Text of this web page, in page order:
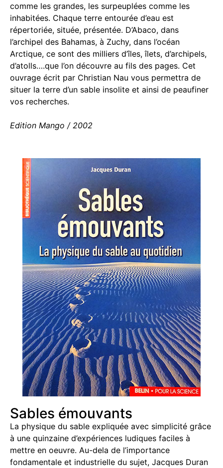
comme les grandes, les surpeuplées comme les
inhabitées. Chaque terre entourée d’eau est
répertoriée, située, présentée. D’Abaco, dans
l’archipel des Bahamas, à Zuchy, dans l’océan
Arctique, ce sont des milliers d’îles, îlets, d’archipels,
d’atolls….que l’on découvre au fils des pages. Cet
ouvrage écrit par Christian Nau vous permettra de
situer la terre d’un sable insolite et ainsi de peaufiner
vos recherches.
Edition Mango / 2002
Sables émouvants
La physique du sable expliquée avec simplicité grâce
à une quinzaine d’expériences ludiques faciles à
mettre en oeuvre. Au-dela de l’importance
fondamentale et industrielle du sujet, Jacques Duran